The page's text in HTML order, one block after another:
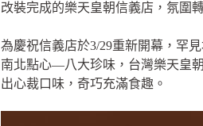
改裝完成的樂天皇朝信義店，氛圍
為慶祝信義店於3/29重新開幕，罕
南北點心—八大珍味，台灣樂天皇
出心裁口味，奇巧充滿食趣。